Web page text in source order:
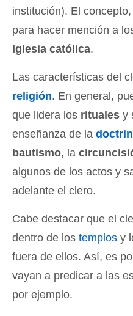
institución). El
para hacer mención a
Iglesia católica.
Las características del
religión. En general,
que lidera los rituales y
enseñanza de la
bautismo, la
algunos de los actos y
adelante el clero.
Cabe destacar que el
dentro de los templos y
fuera de ellos. Así, es
vayan a predicar a las
por ejemplo.